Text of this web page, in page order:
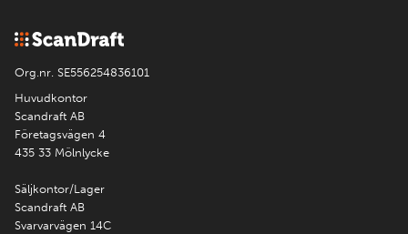
Org.nr. SE556254836101
Huvudkontor
Scandraft AB
Företagsvägen 4
435 33 Mölnlycke
Säljkontor/Lager
Scandraft AB
Svarvarvägen 14C